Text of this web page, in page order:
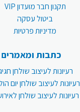
תקנון חבר מועדון VIP
ביטול עסקה
מדיניות פרטיות
כתבות ומאמרים
רעיונות לעיצוב שולחן
רעיונות לעיצוב שולחן יום
רעיונות לעיצוב שולחן